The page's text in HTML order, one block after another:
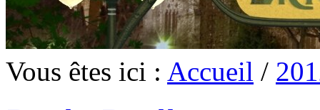
Vous êtes ici : Accueil /